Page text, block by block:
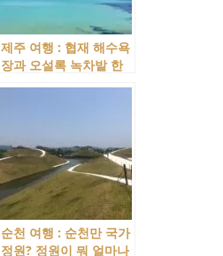
제주 여행 : 협재 해수욕
장과 오설록 녹차밭 한
순천 여행 : 순천만 국가
정원? 정원이 뭐 얼마나